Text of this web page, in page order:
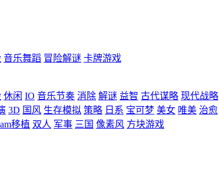
音乐舞蹈 冒险解谜 卡牌游戏
休闲 IO 音乐节奏 消除 解谜 益智 古代谋略 现代战略
3D 国风 生存模拟 策略 日系 宝可梦 美女 唯美 治愈
移植 双人 军事 三国 像素风 方块游戏